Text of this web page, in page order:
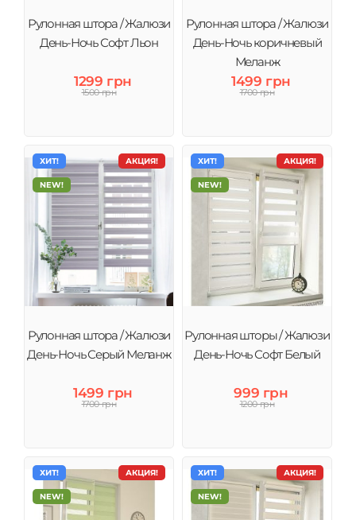
Рулонная штора / Жалюзи
День-Ночь Софт Льон
1299 грн
1500 грн
Рулонная штора / Жалюзи
День-Ночь коричневый
Меланж
1499 грн
1700 грн
АКЦИЯ!
ХИТ!
NEW!
Рулонная штора / Жалюзи
День-Ночь Серый Меланж
1499 грн
1700 грн
АКЦИЯ!
ХИТ!
NEW!
Рулонная шторы / Жалюзи
День-Ночь Софт Белый
999 грн
1200 грн
АКЦИЯ!
ХИТ!
NEW!
АКЦИЯ!
ХИТ!
NEW!